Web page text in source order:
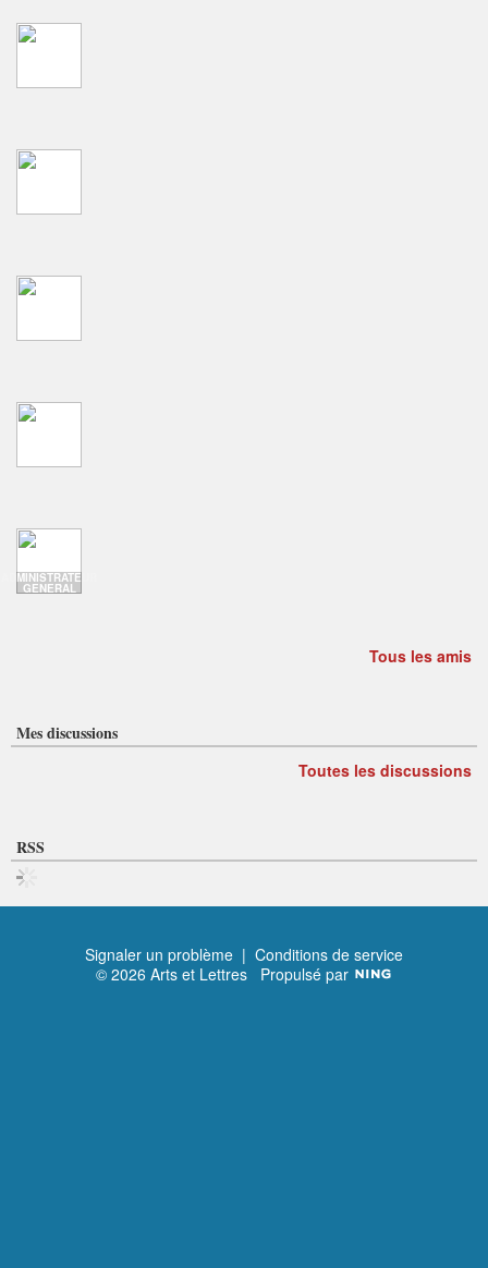
ADMINISTRATEUR
GENERAL
Tous les amis
Mes discussions
Toutes les discussions
RSS
Signaler un problème | Conditions de service
© 2026 Arts et Lettres Propulsé par